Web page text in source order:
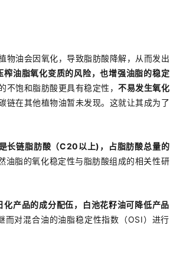
物油会因氧化，导致脂肪酸降解，从而发出
油脂氧化变质的风险，也增强油脂的稳定
不饱和脂肪酸更具有稳定性，不易发生氧化
链在其他植物油暂未发现。这就让其成为了
长链脂肪酸（C20以上)，占脂肪酸总量的
油脂的氧化稳定性与脂肪酸组成的相关性研
化产品的成分配伍，白池花籽油可降低产品
对混合油的油脂稳定性指数（OSI）进行